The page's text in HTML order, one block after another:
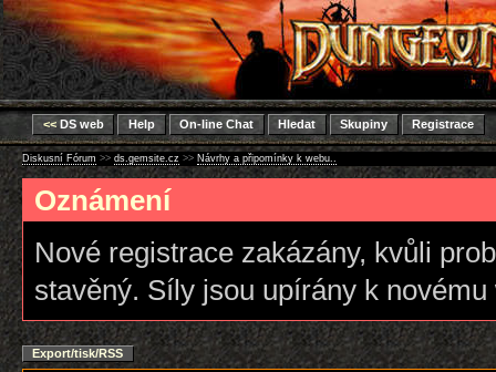
<<DS web Help On-line Chat Hledat Skupiny Registrace
Diskusní Fórum >> ds.gemsite.cz >> Návrhy a připomínky k webu..
Oznámení
Nové registrace zakázány, kvůli
stavěný. Síly jsou upírány k
Export/tisk/RSS